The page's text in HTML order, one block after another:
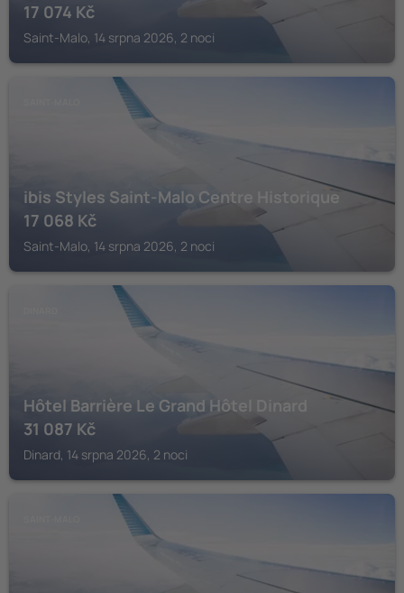
17 074 Kč
Saint-Malo, 14 srpna 2026, 2 noci
ibis Styles Saint-Malo Centre Historique
17 068 Kč
Saint-Malo, 14 srpna 2026, 2 noci
Hôtel Barrière Le Grand Hôtel Dinard
31 087 Kč
Dinard, 14 srpna 2026, 2 noci